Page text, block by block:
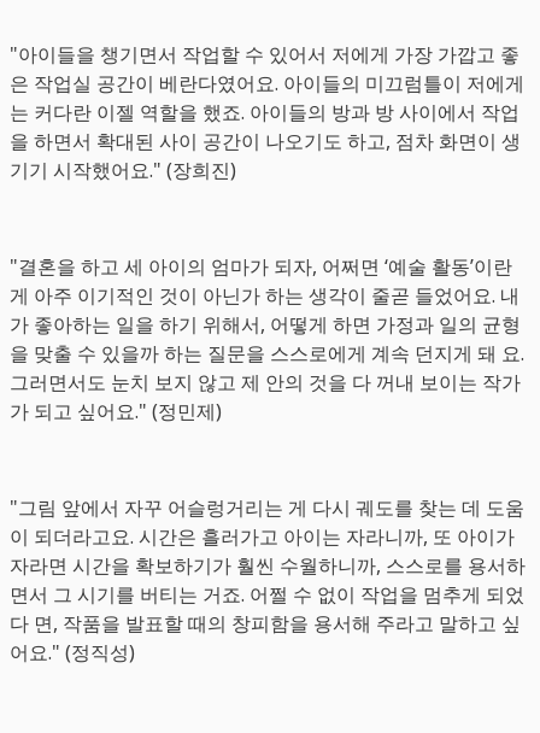
"아이들을 챙기면서 작업할 수 있어서 저에게 가장 가깝고 좋
은 작업실 공간이 베란다였어요. 아이들의 미끄럼틀이 저에게
는 커다란 이젤 역할을 했죠. 아이들의 방과 방 사이에서 작업
을 하면서 확대된 사이 공간이 나오기도 하고, 점차 화면이 생
기기 시작했어요." (장희진)
"결혼을 하고 세 아이의 엄마가 되자, 어쩌면 ‘예술 활동’이란
게 아주 이기적인 것이 아닌가 하는 생각이 줄곧 들었어요. 내
가 좋아하는 일을 하기 위해서, 어떻게 하면 가정과 일의 균형
을 맞출 수 있을까 하는 질문을 스스로에게 계속 던지게 돼 요.
그러면서도 눈치 보지 않고 제 안의 것을 다 꺼내 보이는 작가
가 되고 싶어요." (정민제)
"그림 앞에서 자꾸 어슬렁거리는 게 다시 궤도를 찾는 데 도움
이 되더라고요. 시간은 흘러가고 아이는 자라니까, 또 아이가
자라면 시간을 확보하기가 훨씬 수월하니까, 스스로를 용서하
면서 그 시기를 버티는 거죠. 어쩔 수 없이 작업을 멈추게 되었
다 면, 작품을 발표할 때의 창피함을 용서해 주라고 말하고 싶
어요." (정직성)